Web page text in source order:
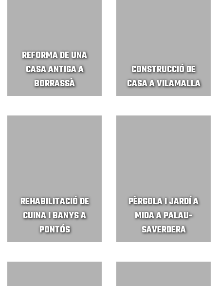
REFORMA DE UNA
CASA ANTIGA A
BORRASSÀ
CONSTRUCCIÓ DE
CASA A VILAMALLA
REHABILITACIÓ DE
CUINA I BANYS A
PONTÓS
PÈRGOLA I JARDÍ A
MIDA A PALAU-
SAVERDERA